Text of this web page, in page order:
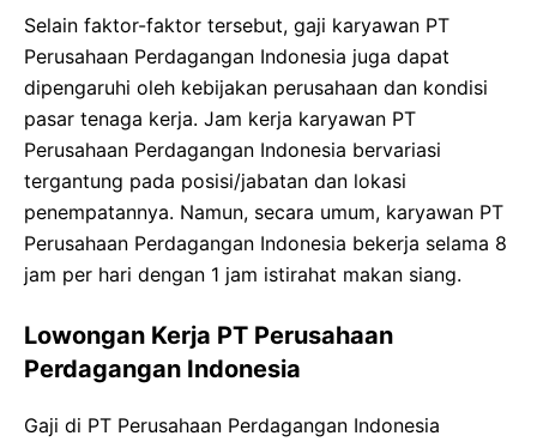
Selain faktor-faktor tersebut, gaji karyawan PT
Perusahaan Perdagangan Indonesia juga dapat
dipengaruhi oleh kebijakan perusahaan dan kondisi
pasar tenaga kerja. Jam kerja karyawan PT
Perusahaan Perdagangan Indonesia bervariasi
tergantung pada posisi/jabatan dan lokasi
penempatannya. Namun, secara umum, karyawan PT
Perusahaan Perdagangan Indonesia bekerja selama 8
jam per hari dengan 1 jam istirahat makan siang.
Lowongan Kerja PT Perusahaan
Perdagangan Indonesia
Gaji di PT Perusahaan Perdagangan Indonesia